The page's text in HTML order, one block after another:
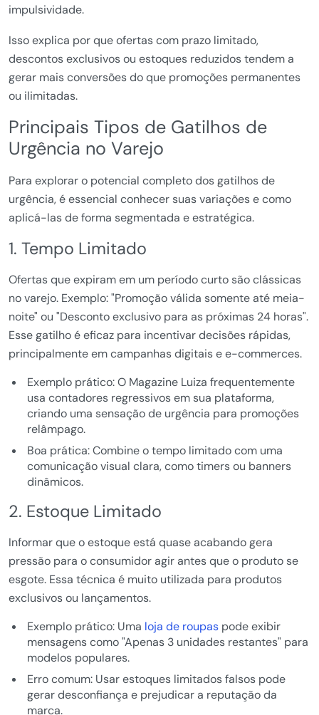
impulsividade.
Isso explica por que ofertas com prazo limitado,
descontos exclusivos ou estoques reduzidos tendem a
gerar mais conversões do que promoções permanentes
ou ilimitadas.
Principais Tipos de Gatilhos de
Urgência no Varejo
Para explorar o potencial completo dos gatilhos de
urgência, é essencial conhecer suas variações e como
aplicá-las de forma segmentada e estratégica.
1. Tempo Limitado
Ofertas que expiram em um período curto são clássicas
no varejo. Exemplo: "Promoção válida somente até meia-
noite" ou "Desconto exclusivo para as próximas 24 horas".
Esse gatilho é eficaz para incentivar decisões rápidas,
principalmente em campanhas digitais e e-commerces.
Exemplo prático: O Magazine Luiza frequentemente
usa contadores regressivos em sua plataforma,
criando uma sensação de urgência para promoções
relâmpago.
Boa prática: Combine o tempo limitado com uma
comunicação visual clara, como timers ou banners
dinâmicos.
2. Estoque Limitado
Informar que o estoque está quase acabando gera
pressão para o consumidor agir antes que o produto se
esgote. Essa técnica é muito utilizada para produtos
exclusivos ou lançamentos.
Exemplo prático: Uma loja de roupaspode exibir
mensagens como "Apenas 3 unidades restantes" para
modelos populares.
Erro comum: Usar estoques limitados falsos pode
gerar desconfiança e prejudicar a reputação da
marca.